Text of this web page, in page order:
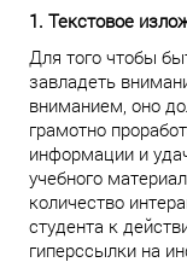
1. Текстовое
Для того чтобы
завладеть
вниманием, оно
грамотно
информации и
учебного
количество
студента к
гиперссылки на